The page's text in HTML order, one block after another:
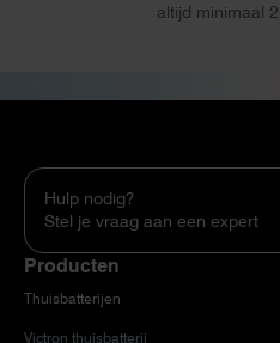
altijd minimaal
Hulp nodig?
Stel je vraag aan een expert
Producten
Thuisbatterijen
Victron thuisbatterij